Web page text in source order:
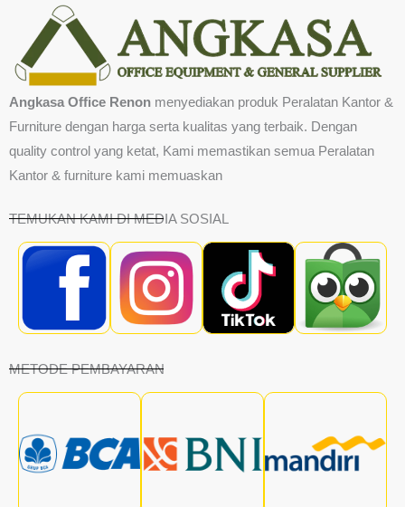
Angkasa Office Renon menyediakan produk Peralatan Kantor &
Furniture dengan harga serta kualitas yang terbaik. Dengan
quality control yang ketat, Kami memastikan semua Peralatan
Kantor & furniture kami memuaskan
TEMUKAN KAMI DI MEDIA SOSIAL
METODE PEMBAYARAN